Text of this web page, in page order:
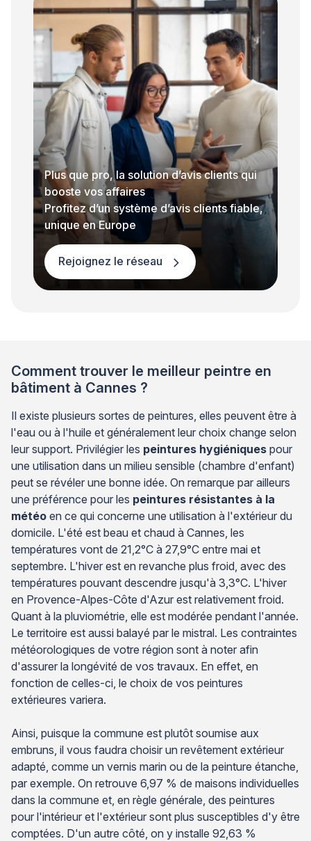
Plus que pro, la solution d’avis clients qui
booste vos affaires
Profitez d’un système d’avis clients fiable,
unique en Europe
Rejoignez le réseau
Comment trouver le meilleur peintre en
bâtiment à Cannes ?
Il existe plusieurs sortes de peintures, elles peuvent être à
l'eau ou à l'huile et généralement leur choix change selon
leur support. Privilégier les peintures hygiéniques pour
une utilisation dans un milieu sensible (chambre d'enfant)
peut se révéler une bonne idée. On remarque par ailleurs
une préférence pour les peintures résistantes à la
météo en ce qui concerne une utilisation à l'extérieur du
domicile. L'été est beau et chaud à Cannes, les
températures vont de 21,2°C à 27,9°C entre mai et
septembre. L'hiver est en revanche plus froid, avec des
températures pouvant descendre jusqu'à 3,3°C. L'hiver
en Provence-Alpes-Côte d'Azur est relativement froid.
Quant à la pluviométrie, elle est modérée pendant l'année.
Le territoire est aussi balayé par le mistral. Les contraintes
météorologiques de votre région sont à noter afin
d'assurer la longévité de vos travaux. En effet, en
fonction de celles-ci, le choix de vos peintures
extérieures variera.
Ainsi, puisque la commune est plutôt soumise aux
embruns, il vous faudra choisir un revêtement extérieur
adapté, comme un vernis marin ou de la peinture étanche,
par exemple. On retrouve 6,97 % de maisons individuelles
dans la commune et, en règle générale, des peintures
pour l'intérieur et l'extérieur sont plus susceptibles d'y être
comptées. D'un autre côté, on y installe 92,63 %